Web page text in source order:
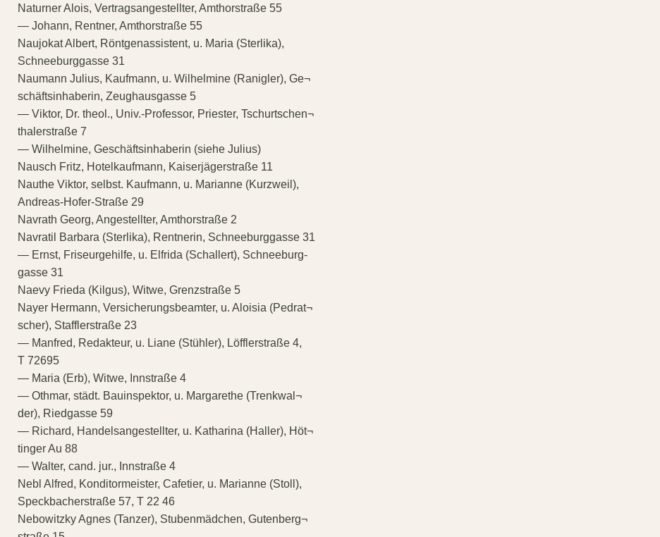
Naturner Alois, Vertragsangestellter, Amthorstraße 55
— Johann, Rentner, Amthorstraße 55
Naujokat Albert, Röntgenassistent, u. Maria (Sterlika),
Schneeburggasse 31
Naumann Julius, Kaufmann, u. Wilhelmine (Ranigler), Ge¬
schäftsinhaberin, Zeughausgasse 5
— Viktor, Dr. theol., Univ.-Professor, Priester, Tschurtschen¬
thalerstraße 7
— Wilhelmine, Geschäftsinhaberin (siehe Julius)
Nausch Fritz, Hotelkaufmann, Kaiserjägerstraße 11
Nauthe Viktor, selbst. Kaufmann, u. Marianne (Kurzweil),
Andreas-Hofer-Straße 29
Navrath Georg, Angestellter, Amthorstraße 2
Navratil Barbara (Sterlika), Rentnerin, Schneeburggasse 31
— Ernst, Friseurgehilfe, u. Elfrida (Schallert), Schneeburg-
gasse 31
Naevy Frieda (Kilgus), Witwe, Grenzstraße 5
Nayer Hermann, Versicherungsbeamter, u. Aloisia (Pedrat¬
scher), Stafflerstraße 23
— Manfred, Redakteur, u. Liane (Stühler), Löfflerstraße 4,
T 72695
— Maria (Erb), Witwe, Innstraße 4
— Othmar, städt. Bauinspektor, u. Margarethe (Trenkwal¬
der), Riedgasse 59
— Richard, Handelsangestellter, u. Katharina (Haller), Höt¬
tinger Au 88
— Walter, cand. jur., Innstraße 4
Nebl Alfred, Konditormeister, Cafetier, u. Marianne (Stoll),
Speckbacherstraße 57, T 22 46
Nebowitzky Agnes (Tanzer), Stubenmädchen, Gutenberg¬